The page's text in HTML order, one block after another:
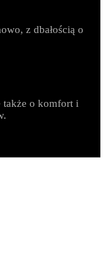
z dbałością o
także o komfort i